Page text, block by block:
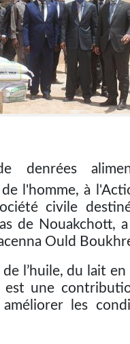
denrées
l'homme, à
civile
de Nouakchott,
Ould
l’huile, du lait
une
les